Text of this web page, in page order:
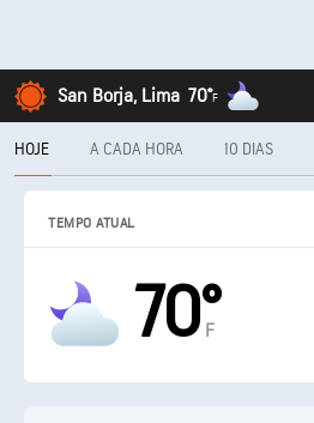
San Borja, Lima 70°F
HOJE A CADA HORA 10 DIAS
TEMPO ATUAL
70°
F